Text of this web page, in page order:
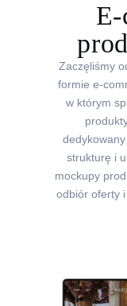
Zaczęliśmy
formie e-
w którym
strukturę i
mockupy
odbiór oferty i